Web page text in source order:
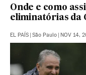
Onde e como
eliminatórias da
EL PAÍS São Paulo NOV 14,